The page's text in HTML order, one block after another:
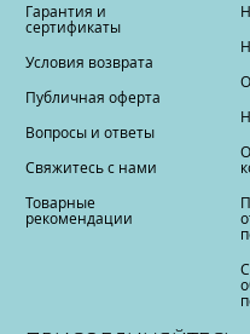
Гарантия и
сертификаты
Условия возврата
Публичная оферта
Вопросы и ответы
Свяжитесь с нами
Товарные
рекомендации